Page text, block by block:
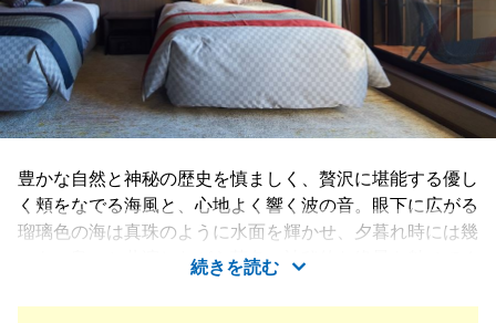
豊かな自然と神秘の歴史を慎ましく、贅沢に堪能する優し
く頬をなでる海風と、心地よく響く波の音。眼下に広がる
瑠璃色の海は真珠のように水面を輝かせ、夕暮れ時には幾
つもの島々と共演しながら茜色の神秘的な絶景を魅せてく
れる。此処は三重県志摩市。日本の聖地・伊勢神宮にもほ
ど近く、真珠の海として知られる英虞湾に抱かれた、歴史
続きを読む